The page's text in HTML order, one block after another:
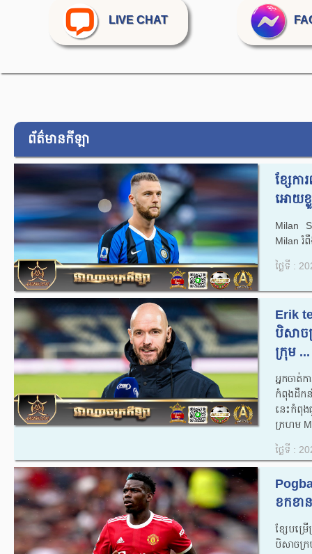
LIVE CHAT
ព័ត៌មានកីឡា
ខ្សែកា
អោយខ្
Milan
Milan រំ
ថ្ងៃទី :
Erik
បិសាច
ក្រុម ...
អ្នកចាត់
កំពុងដឹក
នេះកំពុង
ក្រហម
ថ្ងៃទី :
ខកខា
ខ្សែបម្រ
បិសាចក្